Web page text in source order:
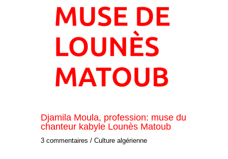
Djamila Moula, profession: muse du
chanteur kabyle Lounès Matoub
3 commentaires / Culture algérienne